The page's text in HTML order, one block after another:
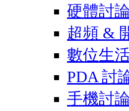
硬體討
超頻 &
數位生
PDA 討
手機討